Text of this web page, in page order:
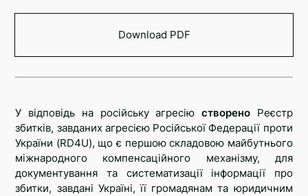
Download PDF
У відповідь на російську агресію створеноРеєстр
збитків, завданих агресією Російської Федерації проти
України (RD4U), що є першою складовою майбутнього
міжнародного компенсаційного механізму, для
документування та систематизації інформації про
збитки, завдані Україні, її громадянам та юридичним